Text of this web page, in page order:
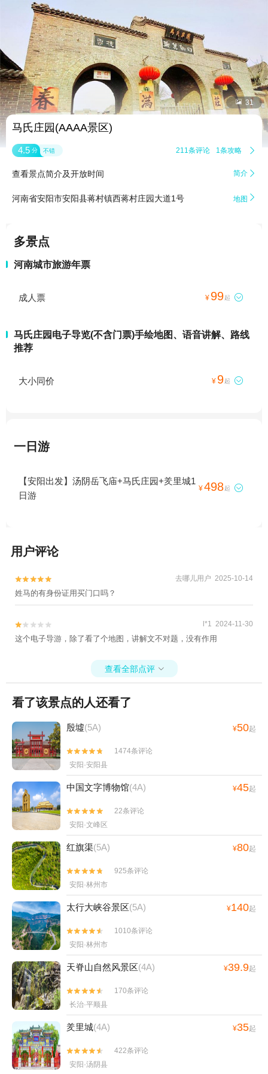
 31
马氏庄园(AAAA景区)
4.5 分 不错 211条评论 1条攻略 
查看景点简介及开放时间 简介 
河南省安阳市安阳县蒋村镇西蒋村庄园大道1号 地图 
多景点
河南城市旅游年票
成人票 ¥ 99起 
马氏庄园电子导览(不含门票)手绘地图、语音讲解、路线
推荐
大小同价 ¥ 9起 
一日游
【安阳出发】汤阴岳飞庙+马氏庄园+羑里城1
日游
¥498起 
用户评论

 去哪儿用户 2025-10-14
姓马的有身份证用买门口吗？

 l*1 2024-11-30
这个电子导游，除了看了个地图，讲解文不对题，没有作用
查看全部点评 
看了该景点的人还看了
殷墟(5A) ¥50起


1474条评论
安阳·安阳县
中国文字博物馆(4A) ¥45起


22条评论
安阳·文峰区
红旗渠(5A) ¥80起


925条评论
安阳·林州市
太行大峡谷景区(5A) ¥140起


1010条评论
安阳·林州市
天脊山自然风景区(4A) ¥39.9起


170条评论
长治·平顺县
羑里城(4A) ¥35起


422条评论
安阳·汤阴县